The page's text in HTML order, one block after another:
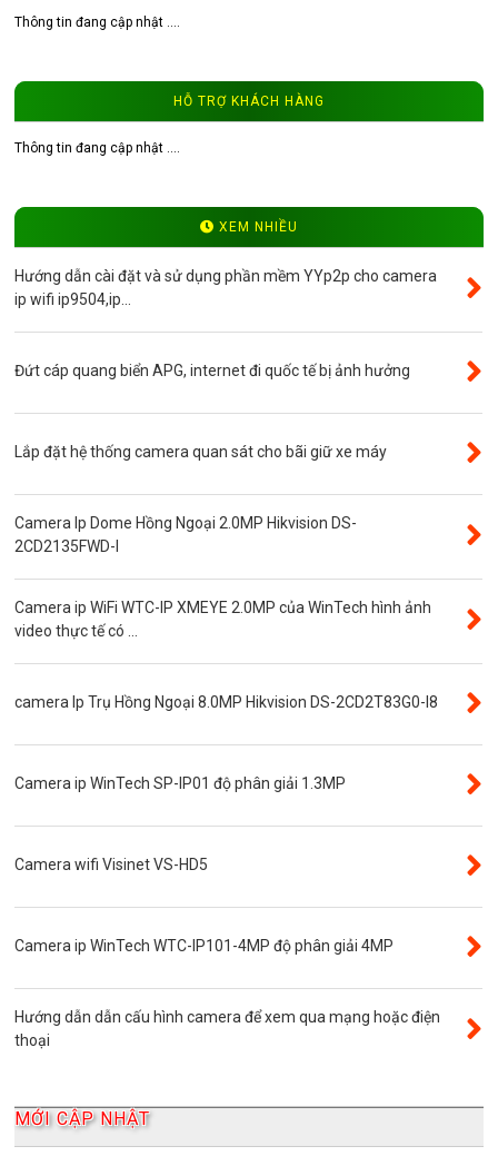
Đầu ghi hình camera
Đầu ghi camera WinTech
Máy bộ đàm
Bảng giá
Phụ kiện camera
Độ phân giải 3.0MP
Camera CVI WinTech
Camera ngụy trang
Đầu ghi camera ip
Giới thiệu
VR Camera
YooSee
AKwell
Bảng Báo Giá AKwell
Thông tin đang cập nhật ....
HỖ TRỢ KHÁCH HÀNG
Thông tin đang cập nhật ....
XEM NHIỀU
Hướng dẫn cài đặt và sử dụng phần mềm YYp2p cho camera
ip wifi ip9504,ip...
Đứt cáp quang biển APG, internet đi quốc tế bị ảnh hưởng
Lắp đặt hệ thống camera quan sát cho bãi giữ xe máy
Camera Ip Dome Hồng Ngoại 2.0MP Hikvision DS-
2CD2135FWD-I
Camera ip WiFi WTC-IP XMEYE 2.0MP của WinTech hình ảnh
video thực tế có ...
camera Ip Trụ Hồng Ngoại 8.0MP Hikvision DS-2CD2T83G0-I8
Camera ip WinTech SP-IP01 độ phân giải 1.3MP
Camera wifi Visinet VS-HD5
Camera ip WinTech WTC-IP101-4MP độ phân giải 4MP
Hướng dẫn dẫn cấu hình camera để xem qua mạng hoặc điện
thoại
MỚI CẬP NHẬT